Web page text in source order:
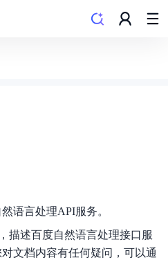
语言处理API服务。
描述百度自然语言处理接口服
文档内容有任何疑问，可以通